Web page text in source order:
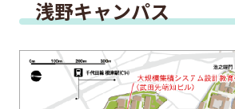
これは大学院のサイトです
EEIC（学部）はこちら
浅野キャンパス